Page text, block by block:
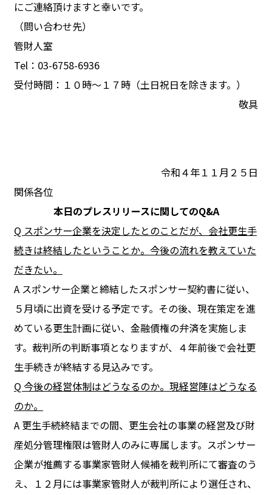
にご連絡頂けますと幸いです。
（問い合わせ先）
管財人室
Tel：03-6758-6936
受付時間：１０時～１７時（土日祝日を除きます。）
敬具
令和４年１１月２５日
関係各位
本日のプレスリリースに関してのQ&A
Q スポンサー企業を決定したとのことだが、会社更生手
続きは終結したということか。今後の流れを教えていた
だきたい。
A スポンサー企業と締結したスポンサー契約書に従い、
５月頃に出資を受ける予定です。その後、現在策定を進
めている更生計画に従い、金融債権の弁済を実施しま
す。裁判所の判断事項となりますが、４年前後で会社更
生手続きが終結する見込みです。
Q 今後の経営体制はどうなるのか。現経営陣はどうなる
のか。
A 更生手続終結までの間、更生会社の事業の経営及び財
産処分管理権限は管財人のみに専属します。スポンサー
企業が推薦する事業家管財人候補を裁判所にて審査のう
え、１２月には事業家管財人が裁判所により選任され、